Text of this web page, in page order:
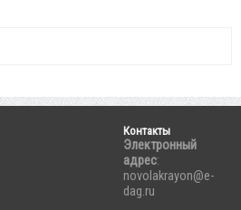
Контакты
Электронный
адрес:
novolakrayon@e-
dag.ru